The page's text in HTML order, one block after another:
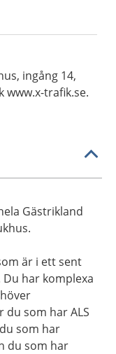
ingång 14,
www.x-trafik.se.
Gästrikland
är i ett sent
har komplexa
du som har ALS
som har
du som har